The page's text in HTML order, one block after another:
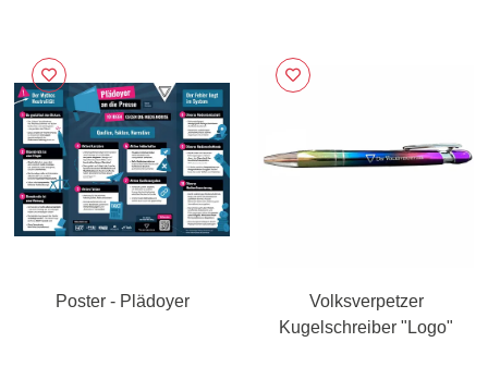
Poster - Plädoyer
Volksverpetzer
Kugelschreiber "Logo"